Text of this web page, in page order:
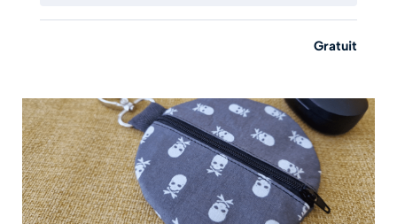
Gratuit